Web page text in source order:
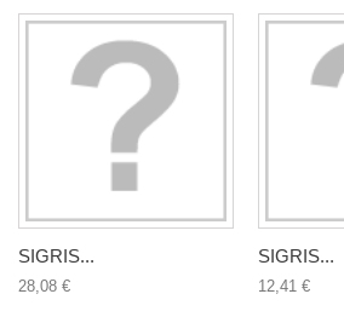
SIGRIS...
28,08 €
SIGRIS...
12,41 €